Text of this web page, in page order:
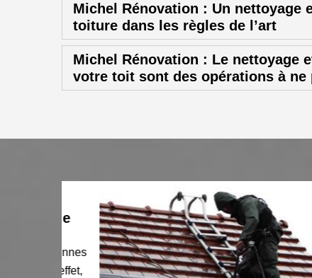
Michel Rénovation : Un nettoyage
toiture dans les règles de l’art
Michel Rénovation : Le nettoyage
votre toit sont des opérations à ne